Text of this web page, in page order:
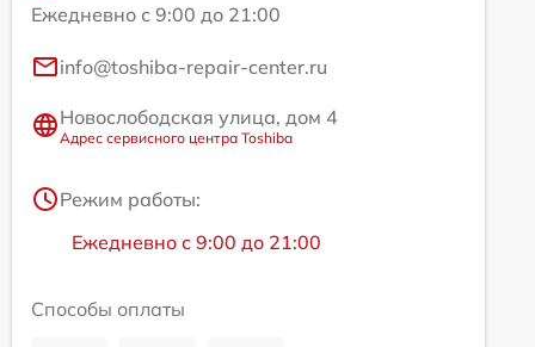
Ежедневно с 9:00 до 21:00
info@toshiba-repair-center.ru
Новослободская улица, дом 4
Адрес сервисного центра Toshiba
Режим работы:
Ежедневно с 9:00 до 21:00
Способы оплаты